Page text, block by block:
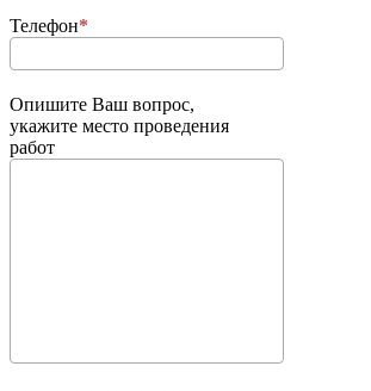
Телефон
Опишите Ваш вопрос,
укажите место проведения
работ